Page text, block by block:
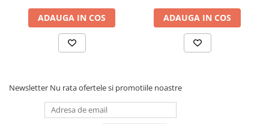
ADAUGA IN COS ADAUGA IN COS
Newsletter Nu rata ofertele si promotiile noastre